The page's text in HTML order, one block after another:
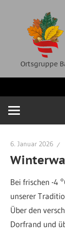
springen
Ortsgruppe
Ortsgruppe
Bartholomä
6. Januar 2026
Bei frischen -4
unserer
Über den
Dorfrand und